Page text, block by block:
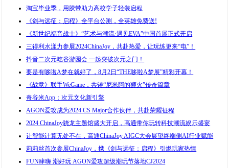
淘宝毕业季，用胶带助力高校学子轻装启程
《剑与远征：启程》全平台公测，全英雄免费送!
《新世纪福音战士》“艺术与潮流·遇见EVA”中国首展正式开启
三得利水漾力参展2024ChinaJoy，共赴热爱，让玩练更来“电”！
抖音二次元吃谷游园会 一起突破次元之门！
要是有哆啦A梦在就好了，8月2日“THE哆啦A梦展”精彩开幕！
《战意》联手WeGame，共铸“尼米阿的狮火”传奇篇章
奇谷米App：次元文化新引擎
AGON爱攻成为2024 CS Major合作伙伴，共赴荣耀征程
2024 ChinaJoy骁龙主题馆盛大开启，高通带你玩转科技潮流娱乐盛宴
让智能计算无处不在，高通ChinaJoy AIGC大会展望终端侧AI行业赋能
莉莉丝首次参展ChinaJoy，携《剑与远征：启程》引燃玩家热情
FUN肆嗨 潮好玩 AGON爱攻超级潮玩节落地CJ2024